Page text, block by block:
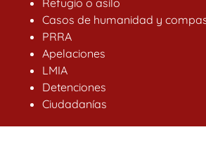
Refugio o asilo
Casos de humanidad y
PRRA
Apelaciones
LMIA
Detenciones
Ciudadanías